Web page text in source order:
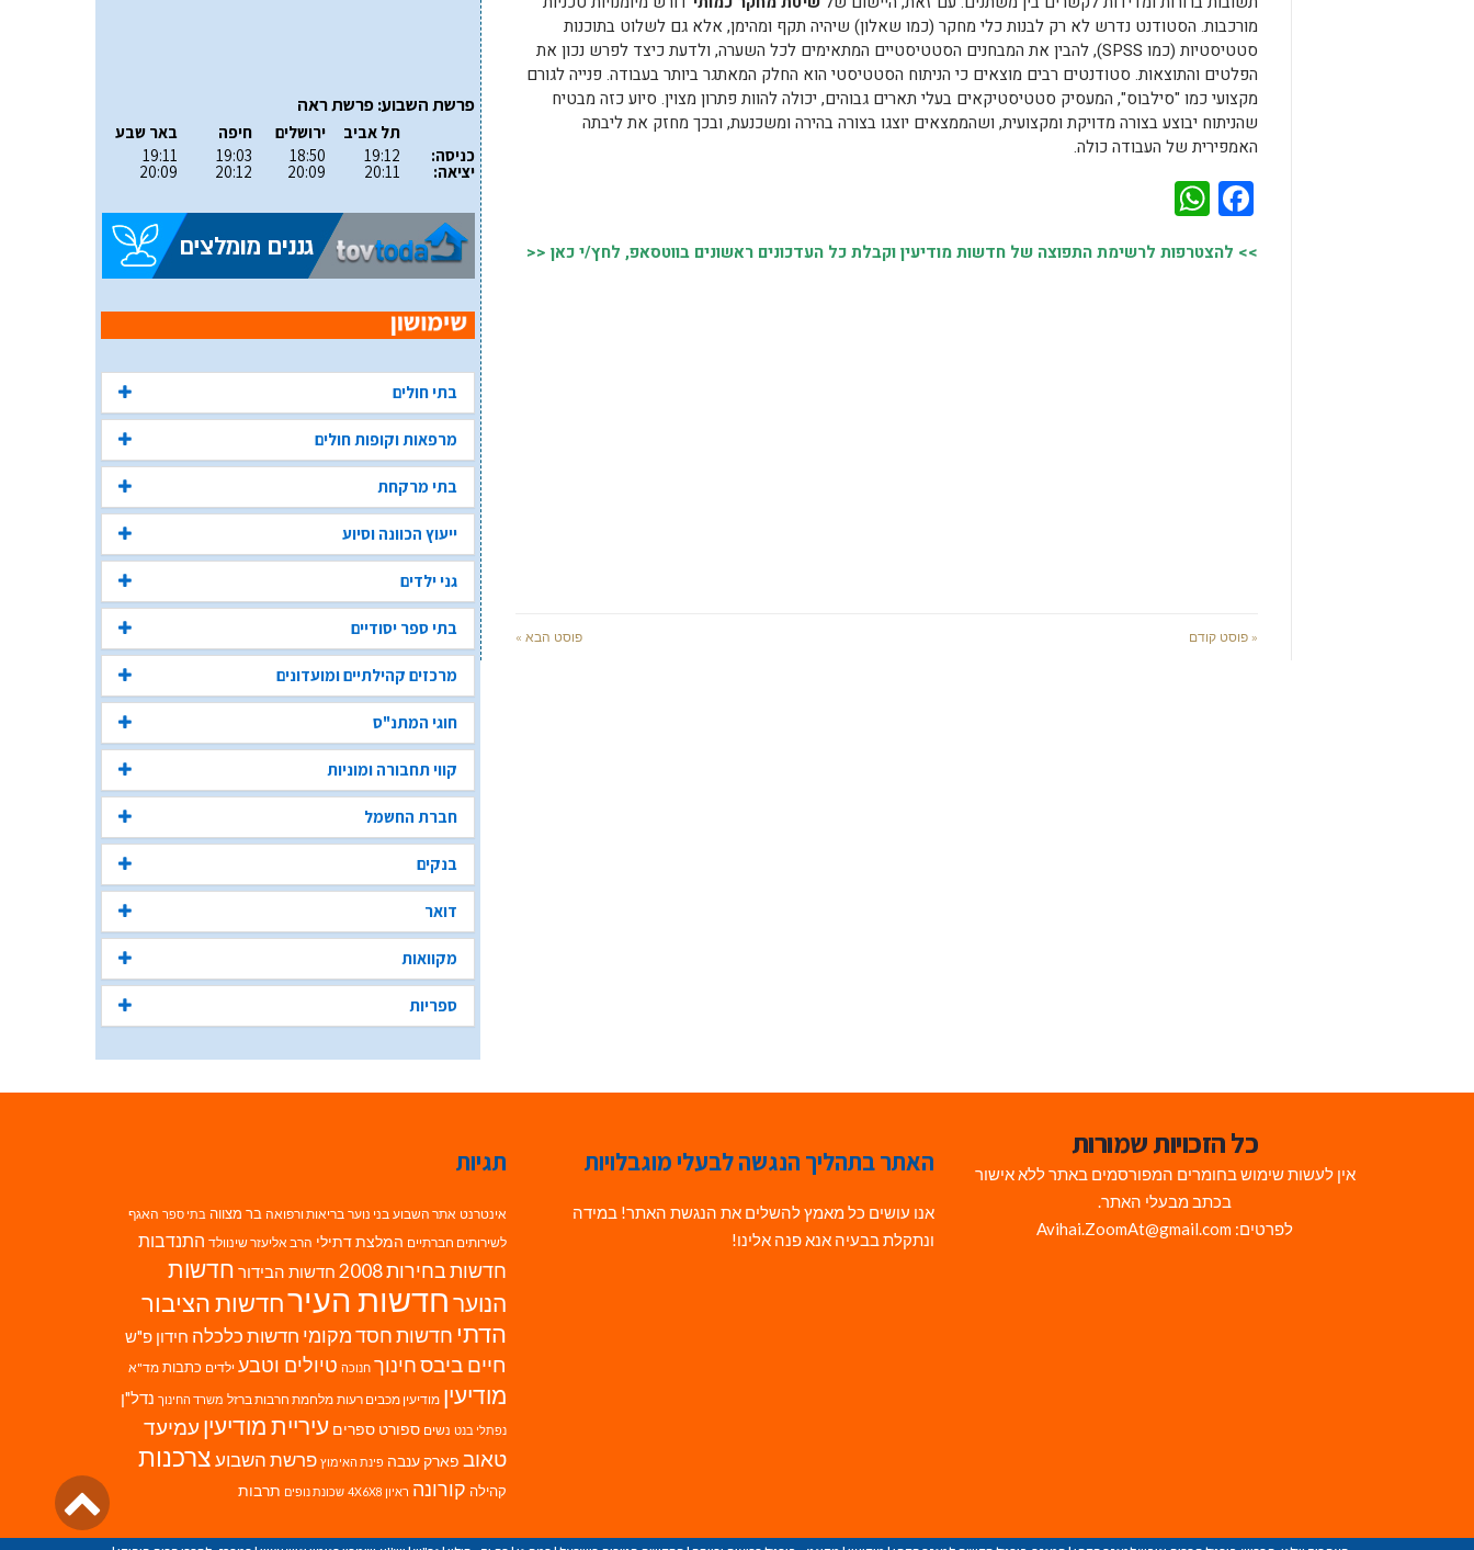
מורכבות. הסטודנט נדרש לא רק לבנות כלי מחקר (כמו שאלון) שיהיה תקף ומהימן, אלא גם לשלוט בתוכנות
סטטיסטיות (כמו SPSS), להבין את המבחנים הסטטיסטיים המתאימים לכל השערה, ולדעת כיצד לפרש נכון את
הפלטים והתוצאות. סטודנטים רבים מוצאים כי הניתוח הסטטיסטי הוא החלק המאתגר ביותר בעבודה. פנייה לגורם
מקצועי כמו "סילבוס", המעסיק סטטיסטיקאים בעלי תארים גבוהים, יכולה להוות פתרון מצוין. סיוע כזה מבטיח
שהניתוח יבוצע בצורה מדויקת ומקצועית, ושהממצאים יוצגו בצורה בהירה ומשכנעת, ובכך מחזק את ליבתה
האמפירית של העבודה כולה.
Facebook
>> להצטרפות לרשימת התפוצה של חדשות מודיעין וקבלת כל העדכונים ראשונים בווטסאפ, לחץ/י כאן <<
« פוסט קודם פוסט הבא »
פרשת השבוע: פרשת ראה
כניסה:
יציאה:
תל אביב
19:12
20:11
ירושלים
18:50
20:09
חיפה
19:03
20:12
באר שבע
19:11
20:09
בתי חולים
מרפאות וקופות חולים
בתי מרקחת
ייעוץ הכוונה וסיוע
גני ילדים
בתי ספר יסודיים
מרכזים קהילתיים ומועדונים
חוגי המתנ"ס
קווי תחבורה ומוניות
חברת החשמל
בנקים
דואר
מקוואות
ספריות
כל הזכויות שמורות
אין לעשות שימוש בחומרים המפורסמים באתר ללא אישור
בכתב מבעלי האתר.
לפרטים: Avihai.ZoomAt@gmail.com
האתר בתהליך הנגשה לבעלי מוגבלויות
אנו עושים כל מאמץ להשלים את הנגשת האתר! במידה
ונתקלת בבעיה אנא פנה אלינו!
תגיות
אינטרנט אתר השבוע בני נוער בריאות ורפואה בר מצווה בתי ספר האגף
לשירותים חברתיים המלצת דתילי הרב אליעזר שינוולד התנדבות
חדשות בחירות 2008 חדשות הבידור חדשות
הנוערחדשות העירחדשות הציבור
הדתי חדשות חסד מקומי חדשות כלכלה חידון פ"ש
חיים ביבסחינוך חנוכה טיולים וטבע ילדים כתבות מד"א
מודיעין מודיעין מכבים רעות מלחמת חרבות ברזל משרד החינוך נדל"ן
נפתלי בנט נשים ספורט ספרים עיריית מודיעין עמיעד
טאוב פארק ענבה פינת האימוץ פרשת השבועצרכנות
קהילה קורונה ראיון 4X6X8 שכונת נופים תרבות